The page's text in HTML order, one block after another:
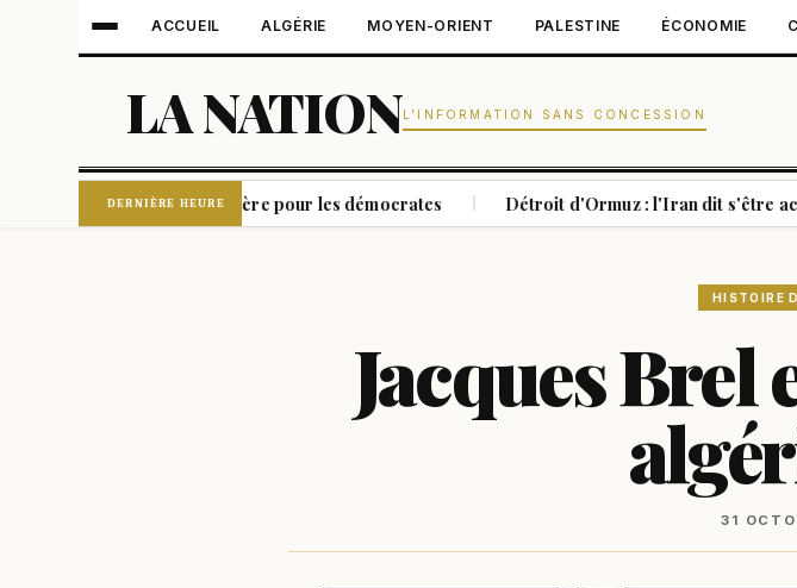
ACCUEIL ALGÉRIE MOYEN-ORIENT PALESTINE ÉCONOMIE
LA NATIONL'INFORMATION SANS CONCESSION
DERNIÈRE HEURE
un moment charnière pour les démocrates | Détroit d'Ormuz : l'Iran dit s'être accordé
HISTOIRE
Jacques Brel
31